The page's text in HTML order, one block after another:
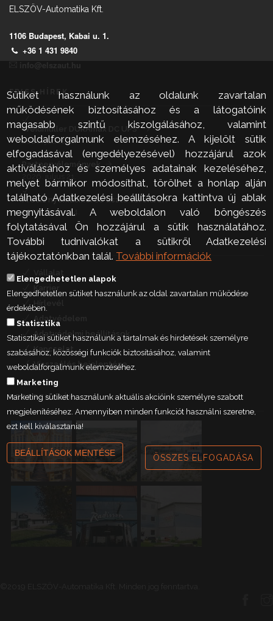
ELSZÖV-Automatika Kft.
1106 Budapest, Kabai u. 1.
+36 1 431 9840
FRISS HÍREK
Weidmüller DURAmax DC UPS
2026. július 21.
Partnervélemények
Precíz nyomásmérés tiszta terekben
2026. június 24.
LINKEK
Karrier
Adatvédelem
Adatvédelmi beállítások
Kapcsolat
Visszaélés bejelentése
REFERENCIÁK
Sütiket használunk az oldalunk zavartalan
működésének biztosításához és a látogatóink
magasabb szintű kiszolgálásához, valamint
weboldalforgalmunk elemzéséhez. A kijelölt sütik
elfogadásával (engedélyezésével) hozzájárul azok
aktiválásához és személyes adatainak kezeléséhez,
melyet bármikor módosíthat, törölhet a honlap alján
található Adatkezelési beállításokra kattintva új ablak
megnyitásával. A weboldalon való böngészés
folytatásával Ön hozzájárul a sütik használatához.
További tudnivalókat a sütikről Adatkezelési
tájékoztatónkban talál. További információk
Elengedhetetlen alapok
Elengedhetetlen sütiket használunk az oldal zavartalan működése
érdekében.
Statisztika
Statisztikai sütiket használunk a tartalmak és hirdetések személyre
szabásához, közösségi funkciók biztosításához, valamint
weboldalforgalmunk elemzéséhez.
Marketing
Marketing sütiket használunk aktuális akcióink személyre szabott
megjelenítéséhez. Amennyiben minden funkciót használni szeretne,
ezt kell kiválasztania!
BEÁLLÍTÁSOK MENTÉSE ÖSSZES ELFOGADÁSA